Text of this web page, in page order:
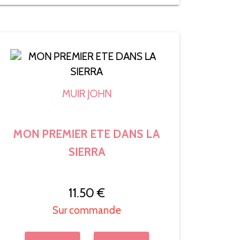
MUIR JOHN
MON PREMIER ETE DANS LA
SIERRA
11.50 €
Sur commande